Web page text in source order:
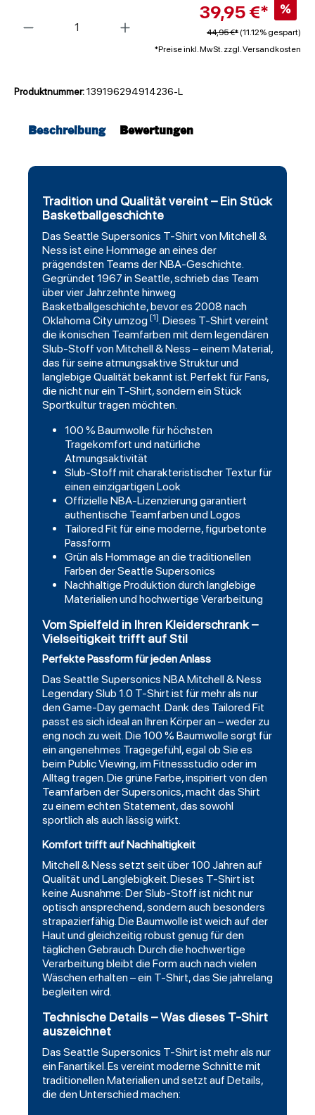
39,95 €* %
44,95 €* (11.12% gespart)
*Preise inkl. MwSt. zzgl. Versandkosten
Produktnummer:139196294914236-L
Beschreibung Bewertungen
Tradition und Qualität vereint – Ein Stück
Basketballgeschichte
Das Seattle Supersonics T-Shirt von Mitchell &
Ness ist eine Hommage an eines der
prägendsten Teams der NBA-Geschichte.
Gegründet 1967 in Seattle, schrieb das Team
über vier Jahrzehnte hinweg
Basketballgeschichte, bevor es 2008 nach
Oklahoma City umzog [1]. Dieses T-Shirt vereint
die ikonischen Teamfarben mit dem legendären
Slub-Stoff von Mitchell & Ness – einem Material,
das für seine atmungsaktive Struktur und
langlebige Qualität bekannt ist. Perfekt für Fans,
die nicht nur ein T-Shirt, sondern ein Stück
Sportkultur tragen möchten.
100 % Baumwolle für höchsten
Tragekomfort und natürliche
Atmungsaktivität
Slub-Stoff mit charakteristischer Textur für
einen einzigartigen Look
Offizielle NBA-Lizenzierung garantiert
authentische Teamfarben und Logos
Tailored Fit für eine moderne, figurbetonte
Passform
Grün als Hommage an die traditionellen
Farben der Seattle Supersonics
Nachhaltige Produktion durch langlebige
Materialien und hochwertige Verarbeitung
Vom Spielfeld in Ihren Kleiderschrank –
Vielseitigkeit trifft auf Stil
Perfekte Passform für jeden Anlass
Das Seattle Supersonics NBA Mitchell & Ness
Legendary Slub 1.0 T-Shirt ist für mehr als nur
den Game-Day gemacht. Dank des Tailored Fit
passt es sich ideal an Ihren Körper an – weder zu
eng noch zu weit. Die 100 % Baumwolle sorgt für
ein angenehmes Tragegefühl, egal ob Sie es
beim Public Viewing, im Fitnessstudio oder im
Alltag tragen. Die grüne Farbe, inspiriert von den
Teamfarben der Supersonics, macht das Shirt
zu einem echten Statement, das sowohl
sportlich als auch lässig wirkt.
Komfort trifft auf Nachhaltigkeit
Mitchell & Ness setzt seit über 100 Jahren auf
Qualität und Langlebigkeit. Dieses T-Shirt ist
keine Ausnahme: Der Slub-Stoff ist nicht nur
optisch ansprechend, sondern auch besonders
strapazierfähig. Die Baumwolle ist weich auf der
Haut und gleichzeitig robust genug für den
täglichen Gebrauch. Durch die hochwertige
Verarbeitung bleibt die Form auch nach vielen
Wäschen erhalten – ein T-Shirt, das Sie jahrelang
begleiten wird.
Technische Details – Was dieses T-Shirt
auszeichnet
Das Seattle Supersonics T-Shirt ist mehr als nur
ein Fanartikel. Es vereint moderne Schnitte mit
traditionellen Materialien und setzt auf Details,
die den Unterschied machen: